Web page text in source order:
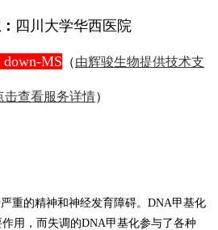
四川大学华西医院
down-MS （由辉骏生物提供技术支
击查看服务详情）
重的精神和神经发育障碍。DNA甲基化
用，而失调的DNA甲基化参与了各种